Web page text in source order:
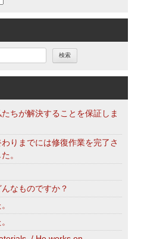
ちが解決することを保証しま
りまでには修復作業を完了さ
。
なものですか？